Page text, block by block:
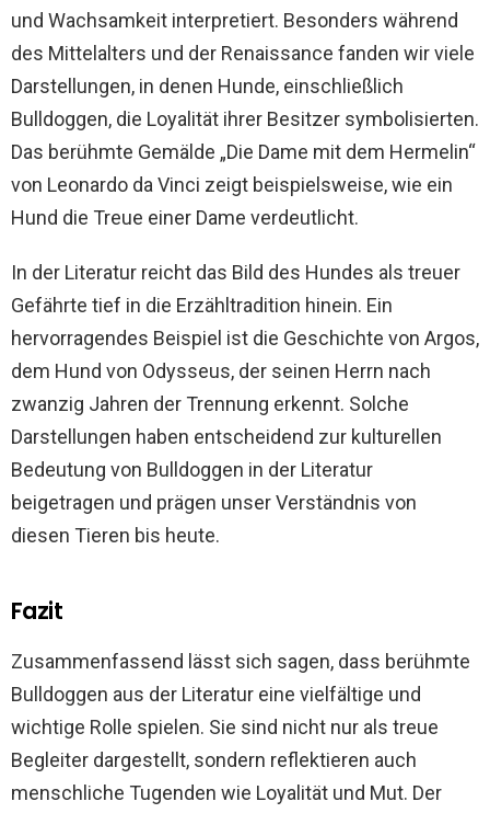
und Wachsamkeit interpretiert. Besonders während
des Mittelalters und der Renaissance fanden wir viele
Darstellungen, in denen Hunde, einschließlich
Bulldoggen, die Loyalität ihrer Besitzer symbolisierten.
Das berühmte Gemälde „Die Dame mit dem Hermelin“
von Leonardo da Vinci zeigt beispielsweise, wie ein
Hund die Treue einer Dame verdeutlicht.
In der Literatur reicht das Bild des Hundes als treuer
Gefährte tief in die Erzähltradition hinein. Ein
hervorragendes Beispiel ist die Geschichte von Argos,
dem Hund von Odysseus, der seinen Herrn nach
zwanzig Jahren der Trennung erkennt. Solche
Darstellungen haben entscheidend zur kulturellen
Bedeutung von Bulldoggen in der Literatur
beigetragen und prägen unser Verständnis von
diesen Tieren bis heute.
Fazit
Zusammenfassend lässt sich sagen, dass berühmte
Bulldoggen aus der Literatur eine vielfältige und
wichtige Rolle spielen. Sie sind nicht nur als treue
Begleiter dargestellt, sondern reflektieren auch
menschliche Tugenden wie Loyalität und Mut. Der